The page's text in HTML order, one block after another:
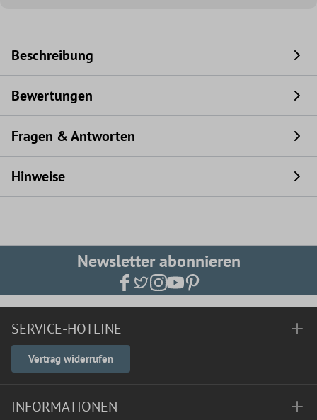
Beschreibung
Bewertungen
Fragen & Antworten
Hinweise
Newsletter abonnieren
SERVICE-HOTLINE
Vertrag widerrufen
INFORMATIONEN